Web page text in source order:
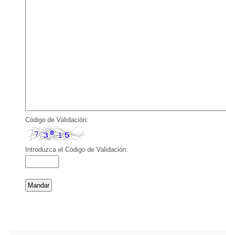
Código de Validación:
Introduzca el Código de Validación: